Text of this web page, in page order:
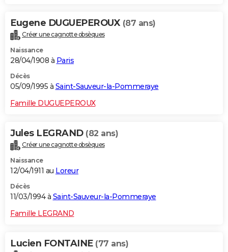
Eugene DUGUEPEROUX (87 ans)
Créer une cagnotte obsèques
Naissance
28/04/1908 à Paris
Décès
05/09/1995 à Saint-Sauveur-la-Pommeraye
Famille DUGUEPEROUX
Jules LEGRAND (82 ans)
Créer une cagnotte obsèques
Naissance
12/04/1911 au Loreur
Décès
11/03/1994 à Saint-Sauveur-la-Pommeraye
Famille LEGRAND
Lucien FONTAINE (77 ans)